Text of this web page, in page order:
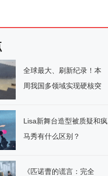
全球最大、刷新纪录！本
周我国多领域实现硬核突
Lisa新舞台造型被质疑和疯
马秀有什么区别？
《匹诺曹的谎言：完全